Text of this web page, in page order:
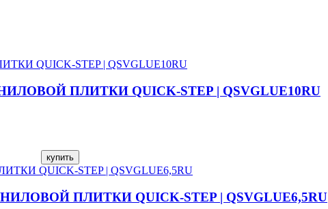
ПЛИТКИ QUICK-STEP | QSVGLUE10RU
ПЛИТКИ QUICK-STEP | QSVGLUE6,5RU